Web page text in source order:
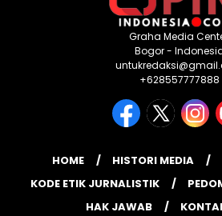
Graha Media
Bogor -
+628557777888
HOME HISTORI MEDIA
KODE ETIK JURNALISTIK
HAK JAWAB